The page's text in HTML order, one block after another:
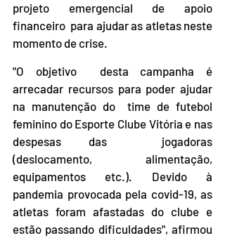
projeto emergencial de apoio
financeiro  para ajudar as atletas neste
momento de crise.
"O objetivo  desta campanha é
arrecadar recursos para poder ajudar
na manutenção do  time de futebol
feminino do Esporte Clube Vitória e nas
despesas das  jogadoras
(deslocamento, alimentação,
equipamentos etc.). Devido à
pandemia provocada pela covid-19, as
atletas foram afastadas do clube e
estão passando dificuldades", afirmou